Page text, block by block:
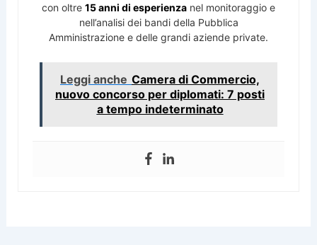
con oltre 15 anni di esperienza nel monitoraggio e
nell’analisi dei bandi della Pubblica
Amministrazione e delle grandi aziende private.
Leggi anche Camera di Commercio,
nuovo concorso per diplomati: 7 posti
a tempo indeterminato